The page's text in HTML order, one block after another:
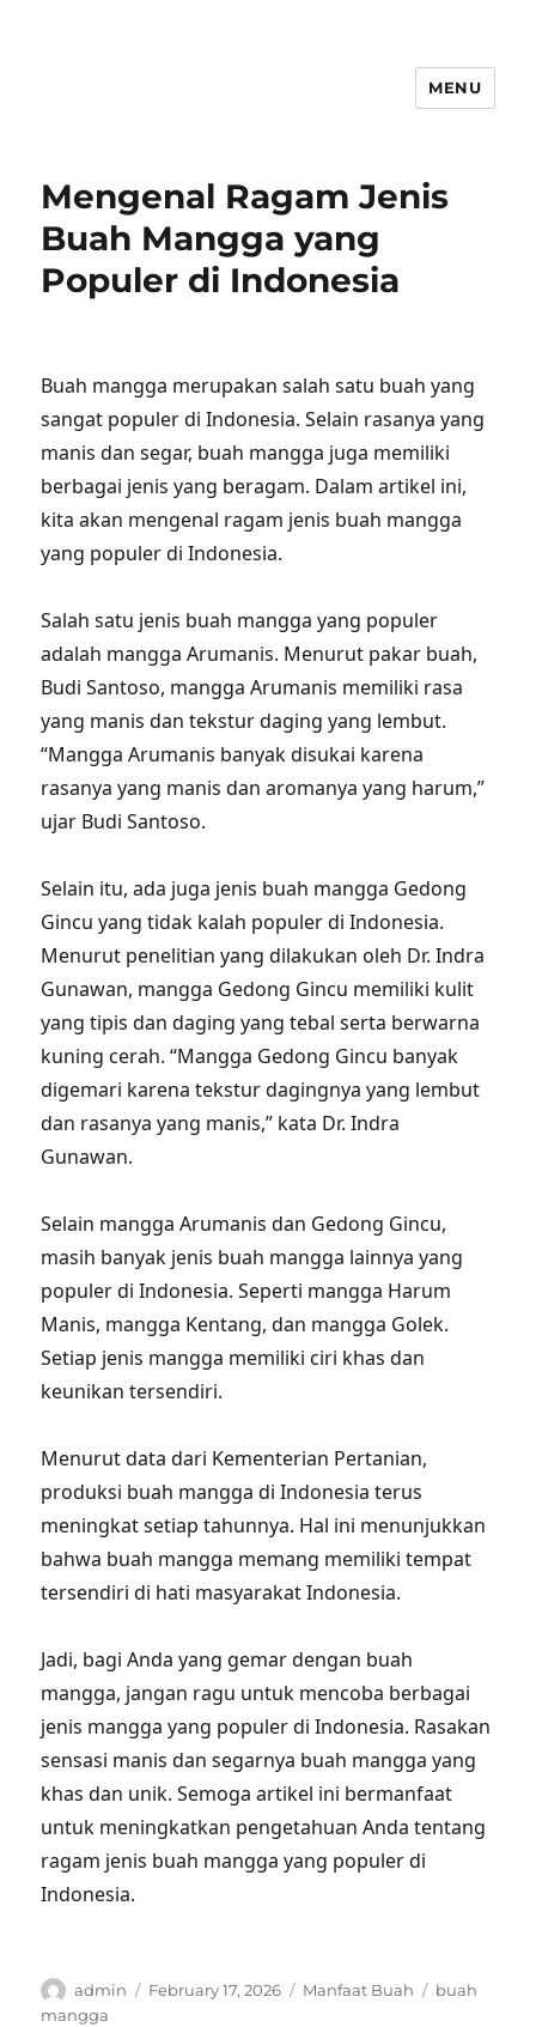
MENU
Mengenal Ragam Jenis
Buah Mangga yang
Populer di Indonesia
Buah mangga merupakan salah satu buah yang
sangat populer di Indonesia. Selain rasanya yang
manis dan segar, buah mangga juga memiliki
berbagai jenis yang beragam. Dalam artikel ini,
kita akan mengenal ragam jenis buah mangga
yang populer di Indonesia.
Salah satu jenis buah mangga yang populer
adalah mangga Arumanis. Menurut pakar buah,
Budi Santoso, mangga Arumanis memiliki rasa
yang manis dan tekstur daging yang lembut.
“Mangga Arumanis banyak disukai karena
rasanya yang manis dan aromanya yang harum,”
ujar Budi Santoso.
Selain itu, ada juga jenis buah mangga Gedong
Gincu yang tidak kalah populer di Indonesia.
Menurut penelitian yang dilakukan oleh Dr. Indra
Gunawan, mangga Gedong Gincu memiliki kulit
yang tipis dan daging yang tebal serta berwarna
kuning cerah. “Mangga Gedong Gincu banyak
digemari karena tekstur dagingnya yang lembut
dan rasanya yang manis,” kata Dr. Indra
Gunawan.
Selain mangga Arumanis dan Gedong Gincu,
masih banyak jenis buah mangga lainnya yang
populer di Indonesia. Seperti mangga Harum
Manis, mangga Kentang, dan mangga Golek.
Setiap jenis mangga memiliki ciri khas dan
keunikan tersendiri.
Menurut data dari Kementerian Pertanian,
produksi buah mangga di Indonesia terus
meningkat setiap tahunnya. Hal ini menunjukkan
bahwa buah mangga memang memiliki tempat
tersendiri di hati masyarakat Indonesia.
Jadi, bagi Anda yang gemar dengan buah
mangga, jangan ragu untuk mencoba berbagai
jenis mangga yang populer di Indonesia. Rasakan
sensasi manis dan segarnya buah mangga yang
khas dan unik. Semoga artikel ini bermanfaat
untuk meningkatkan pengetahuan Anda tentang
ragam jenis buah mangga yang populer di
Indonesia.
Author
admin
Posted
February 17, 2026 Categories
Manfaat Buah Tags
buah
mangga